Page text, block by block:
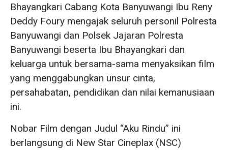
Bhayangkari Cabang Kota Banyuwangi Ibu Reny
Deddy Foury mengajak seluruh personil Polresta
Banyuwangi dan Polsek Jajaran Polresta
Banyuwangi beserta Ibu Bhayangkari dan
keluarga untuk bersama-sama menyaksikan film
yang menggabungkan unsur cinta,
persahabatan, pendidikan dan nilai kemanusiaan
ini.
Nobar Film dengan Judul “Aku Rindu” ini
berlangsung di New Star Cineplax (NSC)